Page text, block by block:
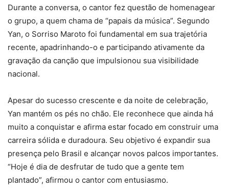
Durante a conversa, o cantor fez questão de homenagear
o grupo, a quem chama de “papais da música”. Segundo
Yan, o Sorriso Maroto foi fundamental em sua trajetória
recente, apadrinhando-o e participando ativamente da
gravação da canção que impulsionou sua visibilidade
nacional.
Apesar do sucesso crescente e da noite de celebração,
Yan mantém os pés no chão. Ele reconhece que ainda há
muito a conquistar e afirma estar focado em construir uma
carreira sólida e duradoura. Seu objetivo é expandir sua
presença pelo Brasil e alcançar novos palcos importantes.
“Hoje é dia de desfrutar de tudo que a gente tem
plantado”, afirmou o cantor com entusiasmo.